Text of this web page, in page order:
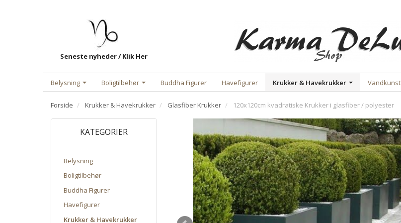
Seneste nyheder / Klik Her
Belysning Boligtilbehør Buddha Figurer Havefigurer Krukker & Havekrukker Vandkunst
Forside Krukker & Havekrukker Glasfiber Krukker 120x120cm kvadratiske Krukker i glasfiber / polyester
KATEGORIER
Belysning
Boligtilbehør
Buddha Figurer
Havefigurer
Krukker & Havekrukker